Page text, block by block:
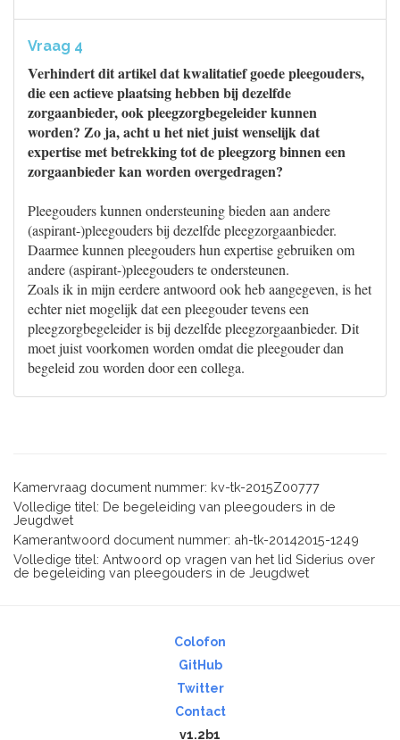
Vraag 4
Verhindert dit artikel dat kwalitatief goede pleegouders,
die een actieve plaatsing hebben bij dezelfde
zorgaanbieder, ook pleegzorgbegeleider kunnen
worden? Zo ja, acht u het niet juist wenselijk dat
expertise met betrekking tot de pleegzorg binnen een
zorgaanbieder kan worden overgedragen?
Pleegouders kunnen ondersteuning bieden aan andere
(aspirant-)pleegouders bij dezelfde pleegzorgaanbieder.
Daarmee kunnen pleegouders hun expertise gebruiken om
andere (aspirant-)pleegouders te ondersteunen.
Zoals ik in mijn eerdere antwoord ook heb aangegeven, is het
echter niet mogelijk dat een pleegouder tevens een
pleegzorgbegeleider is bij dezelfde pleegzorgaanbieder. Dit
moet juist voorkomen worden omdat die pleegouder dan
begeleid zou worden door een collega.
Kamervraag document nummer: kv-tk-2015Z00777
Volledige titel: De begeleiding van pleegouders in de
Jeugdwet
Kamerantwoord document nummer: ah-tk-20142015-1249
Volledige titel: Antwoord op vragen van het lid Siderius over
de begeleiding van pleegouders in de Jeugdwet
Colofon
GitHub
Twitter
Contact
v1.2b1